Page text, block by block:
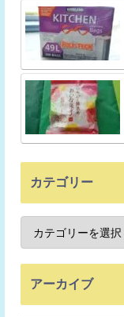
カテゴリー
アーカイブ